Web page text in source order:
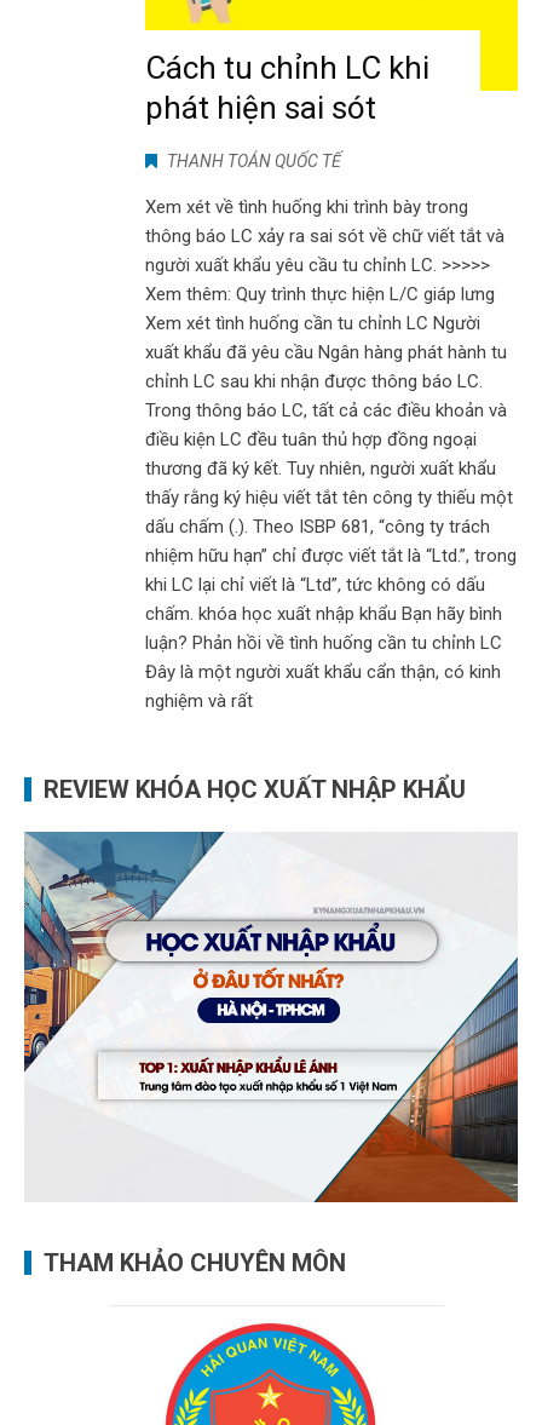
Cách tu chỉnh LC khi
phát hiện sai sót
THANH TOÁN QUỐC TẾ
Xem xét về tình huống khi trình bày trong
thông báo LC xảy ra sai sót về chữ viết tắt và
người xuất khẩu yêu cầu tu chỉnh LC. >>>>>
Xem thêm: Quy trình thực hiện L/C giáp lưng
Xem xét tình huống cần tu chỉnh LC Người
xuất khẩu đã yêu cầu Ngân hàng phát hành tu
chỉnh LC sau khi nhận được thông báo LC.
Trong thông báo LC, tất cả các điều khoản và
điều kiện LC đều tuân thủ hợp đồng ngoại
thương đã ký kết. Tuy nhiên, người xuất khẩu
thấy rằng ký hiệu viết tắt tên công ty thiếu một
dấu chấm (.). Theo ISBP 681, “công ty trách
nhiệm hữu hạn” chỉ được viết tắt là “Ltd.”, trong
khi LC lại chỉ viết là “Ltd”, tức không có dấu
chấm. khóa học xuất nhập khẩu Bạn hãy bình
luận? Phản hồi về tình huống cần tu chỉnh LC
Đây là một người xuất khẩu cẩn thận, có kinh
nghiệm và rất
REVIEW KHÓA HỌC XUẤT NHẬP KHẨU
THAM KHẢO CHUYÊN MÔN